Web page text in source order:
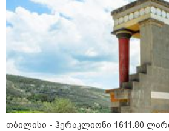
თბილისი -
ლარიდან
თბილისი -
ლარიდან
თბილისი - ჰერაკლიონი 1611.80